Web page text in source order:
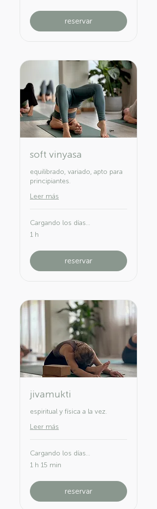
reservar
soft vinyasa
equilibrado, variado, apto para
principiantes.
Leer más
Cargando los días...
1 h
reservar
jivamukti
espiritual y física a la vez.
Leer más
Cargando los días...
1 h 15 min
reservar